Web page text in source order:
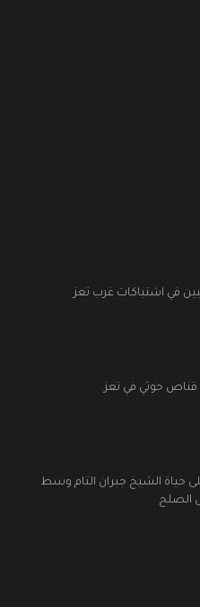
قناص حوثي في تعز
حياة الشيخ جبران التام وسط
الصلح